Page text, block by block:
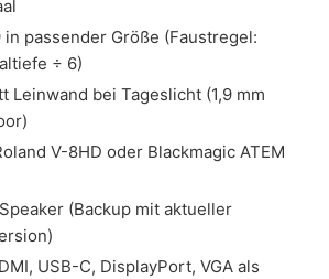
in passender Größe (Faustregel:
÷ 6)
Leinwand bei Tageslicht (1,9 mm
V-8HD oder Blackmagic ATEM
(Backup mit aktueller
USB-C, DisplayPort, VGA als